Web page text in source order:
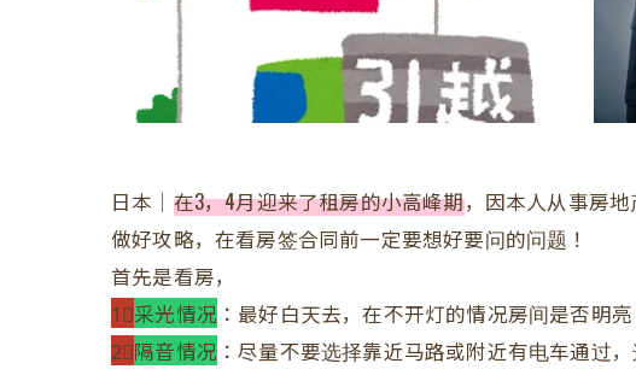
日本｜ 在3，4月迎来了租房的小高峰期，因本人从事房
做好攻略，在看房签合同前一定要想好要问的问题！
首先是看房，
1⃣采光情况 ：最好白天去，在不开灯的情况房间是否明亮
2⃣隔音情况 ：尽量不要选择靠近马路或附近有电车通过